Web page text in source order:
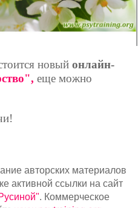
новый онлайн-
еще можно
авторских материалов
активной ссылки на сайт
. Коммерческое